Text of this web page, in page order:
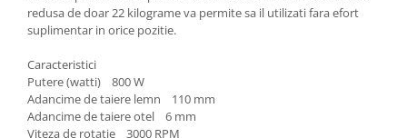
Zdrobitoare manuale
Masini de cusut si accesorii
Articole antidaunatori gradina
Sere si solarii
Suflante si aspiratoare exterior
redusa de doar 22 kilograme va permite sa il utilizati fara efort
suplimentar in orice pozitie.
Caracteristici
Putere (watti) 800 W
Adancime de taiere lemn 110 mm
Adancime de taiere otel 6 mm
Viteza de rotatie 3000 RPM